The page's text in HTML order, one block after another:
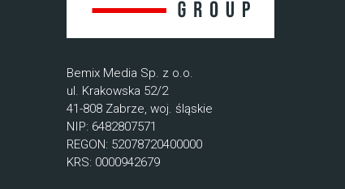
Bemix Media Sp. z o.o.
ul. Krakowska 52/2
41-808 Zabrze, woj. śląskie
NIP: 6482807571
REGON: 52078720400000
KRS: 0000942679